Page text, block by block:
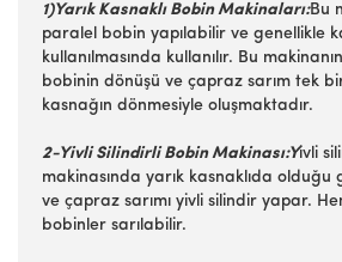
1)Yarık Kasnaklı Bobin Makinaları:Bu
paralel bobin yapılabilir ve genellikle
kullanılmasında kullanılır. Bu
bobinin dönüşü ve çapraz sarım tek
kasnağın dönmesiyle oluşmaktadır.
2-Yivli Silindirli Bobin Makinası:Yivli
makinasında yarık kasnaklıda olduğu
ve çapraz sarımı yivli silindir yapar.
bobinler sarılabilir.